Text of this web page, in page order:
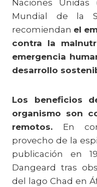
Naciones Unidas
Mundial de la
recomiendan el
contra la
emergencia
desarrollo
Los beneficios
organismo son
remotos. En
provecho de la
publicación en
Dangeard tras
del lago Chad en